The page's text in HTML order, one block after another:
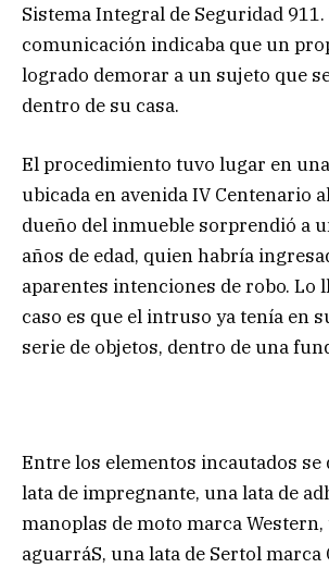
Sistema Integral de Seguridad 911.
comunicación indicaba que un
logrado demorar a un sujeto que
dentro de su casa.
El procedimiento tuvo lugar en
ubicada en avenida IV Centenario
dueño del inmueble sorprendió a
años de edad, quien habría
aparentes intenciones de robo. Lo
caso es que el intruso ya tenía en
serie de objetos, dentro de una
Entre los elementos incautados se
lata de impregnante, una lata de
manoplas de moto marca
aguarráS, una lata de Sertol